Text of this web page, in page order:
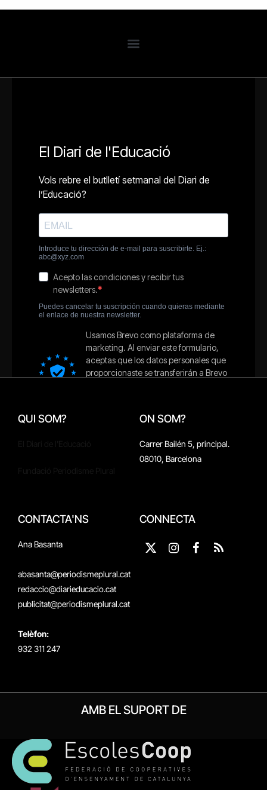
QUI SOM? ON SOM?
Carrer Bailén 5, principal.
08010, Barcelona
CONTACTA'NS
Ana Basanta
abasanta@periodismeplural.cat
redaccio@diarieducacio.cat
publicitat@periodismeplural.cat
Telèfon:
932 311 247
CONNECTA
X
InstagramFacebook
RSS
AMB EL SUPORT DE